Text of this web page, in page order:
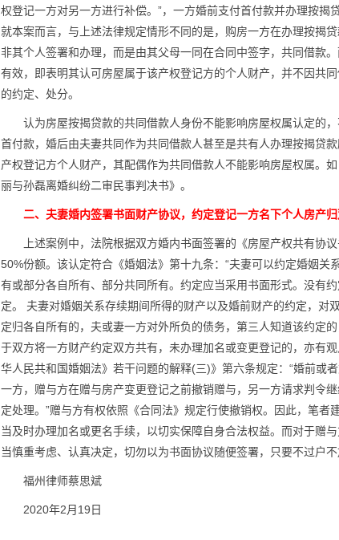
权登记一方对另一方进行补偿。”，一方婚前支付首付款并办理按
就本案而言，与上述法律规定情形不同的是，购房一方在办理按揭
非其个人签署和办理，而是由其父母一同在合同中签字，共同借款
有效，即表明其认可房屋属于该产权登记方的个人财产，并不因共
的约定、处分。
认为房屋按揭贷款的共同借款人身份不能影响房屋权属认定的
首付款，婚后由夫妻共同作为共同借款人甚至是共有人办理按揭贷
产权登记方个人财产，其配偶作为共同借款人不能影响房屋权属。
丽与孙磊离婚纠纷二审民事判决书》。
二、夫妻婚内签署书面财产协议，约定登记一方名下个人房产
上述案例中，法院根据双方婚内书面签署的《房屋产权共有协
50%份额。该认定符合《婚姻法》第十九条：“夫妻可以约定婚姻
有或部分各自所有、部分共同所有。约定应当采用书面形式。没有
定。 夫妻对婚姻关系存续期间所得的财产以及婚前财产的约定，对
定归各自所有的，夫或妻一方对外所负的债务，第三人知道该约定
于双方将一方财产约定双方共有，未办理加名或变更登记的，亦有
华人民共和国婚姻法》若干问题的解释(三)》第六条规定：“婚前或
一方，赠与方在赠与房产变更登记之前撤销赠与，另一方请求判令
定处理。”赠与方有权依照《合同法》规定行使撤销权。因此，笔
当及时办理加名或更名手续，以切实保障自身合法权益。而对于赠
当慎重考虑、认真决定，切勿以为书面协议随便签署，只要不过户不
福州律师蔡思斌
2020年2月19日